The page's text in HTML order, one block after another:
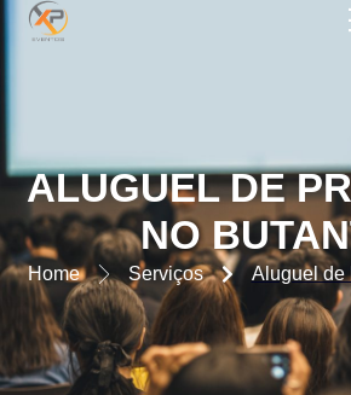
ALUGUEL DE
NO
Home Serviços Aluguel de